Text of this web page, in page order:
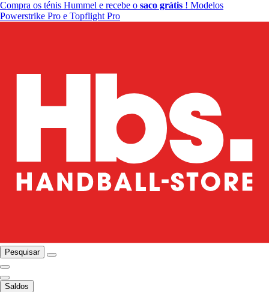
Compra os ténis Hummel e recebe o saco grátis ! Modelos
Powerstrike Pro e Topflight Pro
Pesquisar
Saldos